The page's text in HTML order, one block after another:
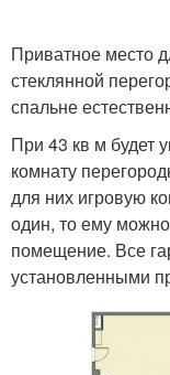
Приватное место
стеклянной
спальне
При 43 кв м будет
комнату
для них игровую
один, то ему
помещение. Все
установленными